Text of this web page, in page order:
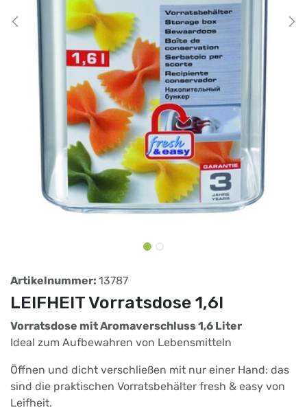
Artikelnummer: 13787
LEIFHEIT Vorratsdose 1,6l
Vorratsdose mit Aromaverschluss 1,6 Liter
Ideal zum Aufbewahren von Lebensmitteln
Öffnen und dicht verschließen mit nur einer Hand: das
sind die praktischen Vorratsbehälter fresh & easy von
Leifheit.